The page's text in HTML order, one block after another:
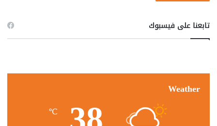
تابعنا على فيسبوك
Weather
℃